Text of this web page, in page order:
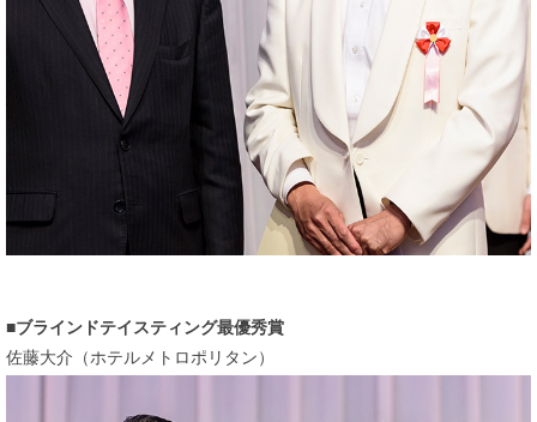
ブラインドテイスティング最優秀賞
佐藤大介（ホテルメトロポリタン）